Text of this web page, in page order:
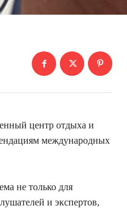
центр отдыха и
международных
не только для
и экспертов,